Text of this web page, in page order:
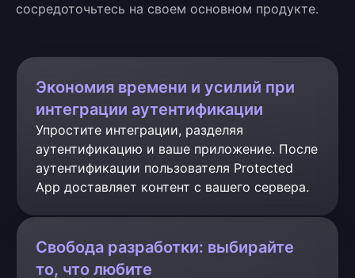
сосредоточьтесь на своем основном продукте.
Экономия времени и усилий при
интеграции аутентификации
Упростите интеграции, разделяя
аутентификацию и ваше приложение. После
аутентификации пользователя Protected
App доставляет контент с вашего сервера.
Свобода разработки: выбирайте
то, что любите